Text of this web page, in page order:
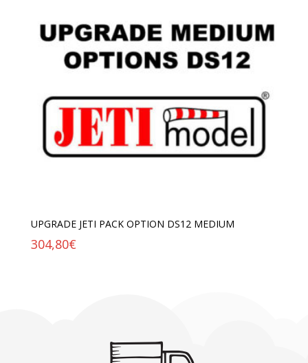
UPGRADE JETI PACK OPTION DS12 MEDIUM
304,80€